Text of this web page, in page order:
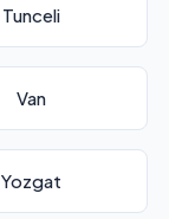
Tunceli
Van
Yozgat